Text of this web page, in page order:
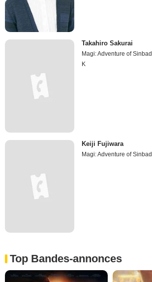
Takahiro Sakurai
Magi: Adventure of Sinbad
K
Keiji Fujiwara
Magi: Adventure of Sinbad
Top Bandes-annonces